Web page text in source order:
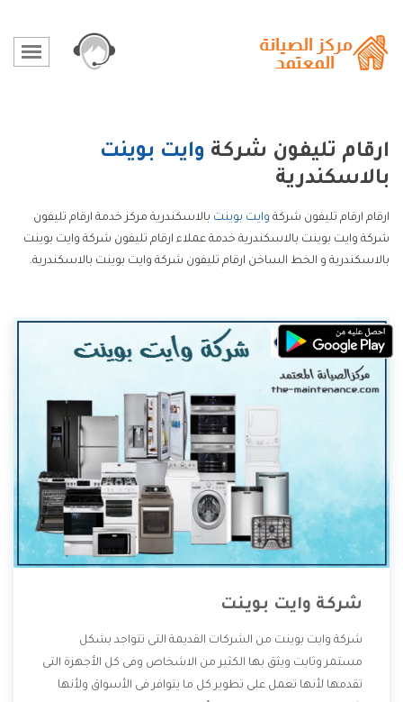
ارقام تليفون شركة وايت بوينت
بالاسكندرية
ارقام ارقام تليفون شركة وايت بوينت بالاسكندرية مركز خدمة ارقام تليفون
شركة وايت بوينت بالاسكندرية خدمة عملاء ارقام تليفون شركة وايت بوينت
بالاسكندرية و الخط الساخن ارقام تليفون شركة وايت بوينت بالاسكندرية.
شركة وايت بوينت
شركة وايت بوينت من الشركات القديمة التى تتواجد بشكل
مستمر وثابت ويثق بها الكثير من الاشخاص وفى كل الأجهزة التى
تقدمها لأنها تعمل على تطوير كل ما يتوافر فى الأسواق ولأنها